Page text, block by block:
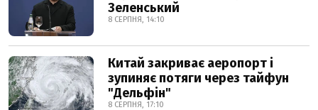
Зеленський
8 СЕРПНЯ, 14:10
Китай закриває аеропорт і
зупиняє потяги через тайфун
"Дельфін"
8 СЕРПНЯ, 17:10